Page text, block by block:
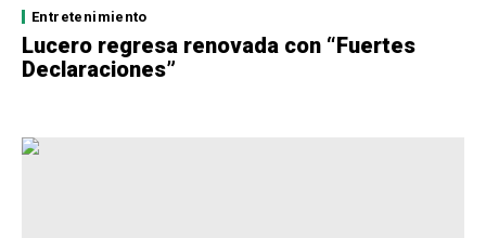
Entretenimiento
Lucero regresa renovada con “Fuertes
Declaraciones”